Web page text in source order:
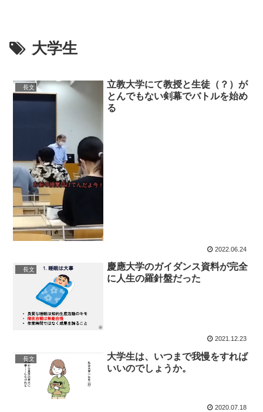
大学生
長文
立教大学にて教授と生徒（？）が
とんでもない剣幕でバトルを始め
る
2022.06.24
長文
慶應大学のガイダンス資料が完全
に人生の羅針盤だった
2021.12.23
長文
大学生は、いつまで我慢をすれば
いいのでしょうか。
2020.07.18